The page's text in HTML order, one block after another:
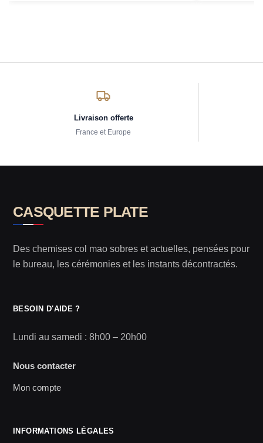
Livraison offerte
France et Europe
CASQUETTE PLATE
Des chemises col mao sobres et actuelles, pensées pour
le bureau, les cérémonies et les instants décontractés.
BESOIN D'AIDE ?
Lundi au samedi : 8h00 – 20h00
Nous contacter
Mon compte
INFORMATIONS LÉGALES